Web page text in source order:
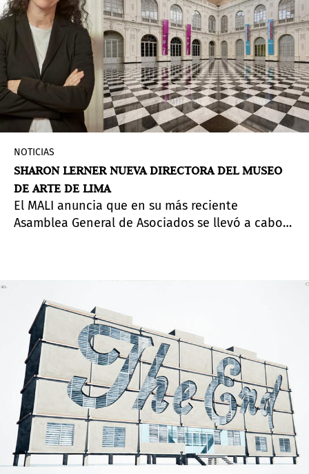
formada por la simbiosis raíces-hongos”. La
exposición se da en el marco de la Bienal
Internacional de Arte Contemporáneo del Sur
(BIENALSUR 2021), y puede ser visitada en el
MUNTREF Sede Hotel de Inmigrantes, kilómetro 0
de la bienal internacional surgida en la
Universidad de Tres de Febrero y celebrada en 50
ciudades alrededor del mundo.
NOTICIAS
SHARON LERNER NUEVA DIRECTORA DEL MUSEO
DE ARTE DE LIMA
El MALI anuncia que en su más reciente
Asamblea General de Asociados se llevó a cabo
exhibición de su colección, luego de dos años de
estar cerradas al público.